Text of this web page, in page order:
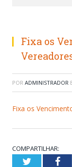
Fixa os
POR ADMINISTRADOR
Fixa os
COMPARTILHAR:
Twitter